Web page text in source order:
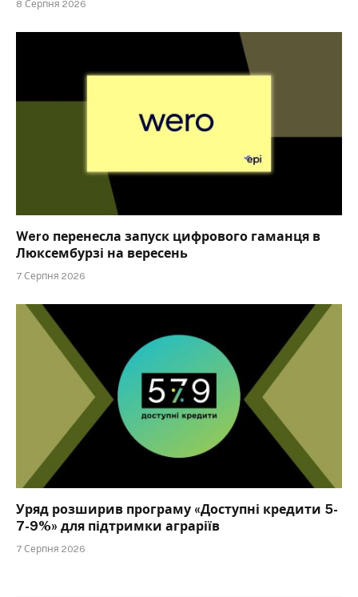
8 Серпня 2026
Wero перенесла запуск цифрового гаманця в
Люксембурзі на вересень
7 Серпня 2026
Уряд розширив програму «Доступні кредити 5-
7-9%» для підтримки аграріїв
7 Серпня 2026